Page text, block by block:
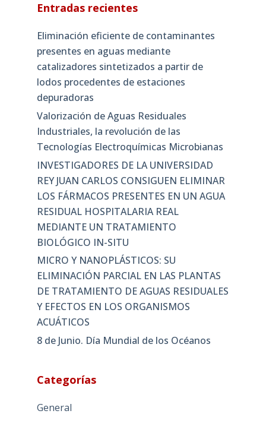
Entradas recientes
Eliminación eficiente de contaminantes
presentes en aguas mediante
catalizadores sintetizados a partir de
lodos procedentes de estaciones
depuradoras
Valorización de Aguas Residuales
Industriales, la revolución de las
Tecnologías Electroquímicas Microbianas
INVESTIGADORES DE LA UNIVERSIDAD
REY JUAN CARLOS CONSIGUEN ELIMINAR
LOS FÁRMACOS PRESENTES EN UN AGUA
RESIDUAL HOSPITALARIA REAL
MEDIANTE UN TRATAMIENTO
BIOLÓGICO IN-SITU
MICRO Y NANOPLÁSTICOS: SU
ELIMINACIÓN PARCIAL EN LAS PLANTAS
DE TRATAMIENTO DE AGUAS RESIDUALES
Y EFECTOS EN LOS ORGANISMOS
ACUÁTICOS
8 de Junio. Día Mundial de los Océanos
Categorías
General